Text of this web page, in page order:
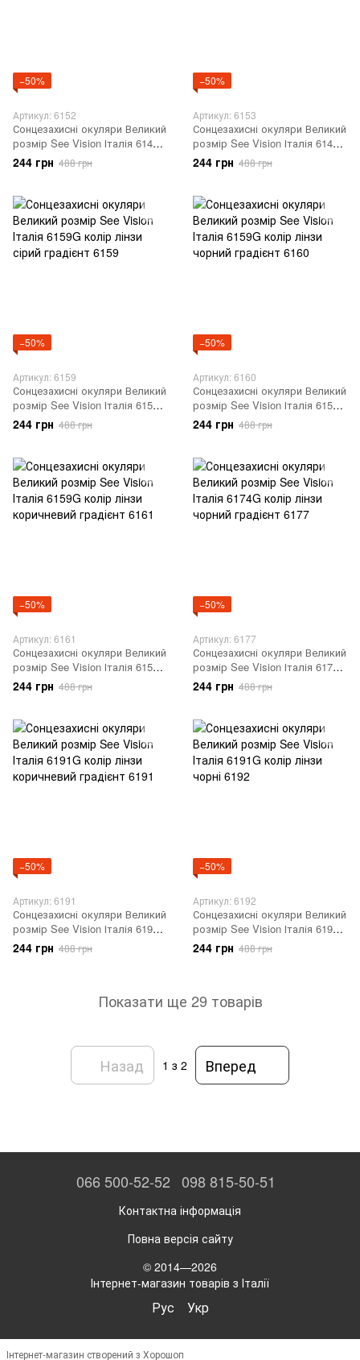
−50%
Артикул: 6152
Сонцезахисні окуляри Великий
розмір See Vision Італія 6149G
колір лінзи чорний градієнт
6152
244 грн 488 грн
−50%
Артикул: 6153
Сонцезахисні окуляри Великий
розмір See Vision Італія 6149G
колір лінзи чорний градієнт
6153
244 грн 488 грн
−50%
Артикул: 6159
Сонцезахисні окуляри Великий
розмір See Vision Італія 6159G
колір лінзи сірий градієнт
6159
244 грн 488 грн
−50%
Артикул: 6160
Сонцезахисні окуляри Великий
розмір See Vision Італія 6159G
колір лінзи чорний градієнт
6160
244 грн 488 грн
−50%
Артикул: 6161
Сонцезахисні окуляри Великий
розмір See Vision Італія 6159G
колір лінзи коричневий
градієнт 6161
244 грн 488 грн
−50%
Артикул: 6177
Сонцезахисні окуляри Великий
розмір See Vision Італія 6174G
колір лінзи чорний градієнт
6177
244 грн 488 грн
−50%
Артикул: 6191
Сонцезахисні окуляри Великий
розмір See Vision Італія 6191G
колір лінзи коричневий
градієнт 6191
244 грн 488 грн
−50%
Артикул: 6192
Сонцезахисні окуляри Великий
розмір See Vision Італія 6191G
колір лінзи чорні 6192
244 грн 488 грн
Показати ще 29 товарів
Назад 1 з 2 Вперед
066 500-52-52 098 815-50-51
Контактна інформація
Повна версія сайту
© 2014—2026
Інтернет-магазин товарів з Італії
Рус Укр
Інтернет-магазин створений з Хорошоп